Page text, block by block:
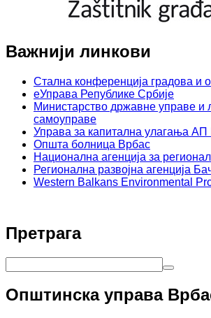
Важнији линкови
Стална конференција градова и
еУправа Републике Србије
Министарство државне управе и
самоуправе
Управа за капитална улагања АП
Општа болница Врбас
Национална агенција за
Регионална развојна агенција
Western Balkans Environmental
Претрага
Општинска управа